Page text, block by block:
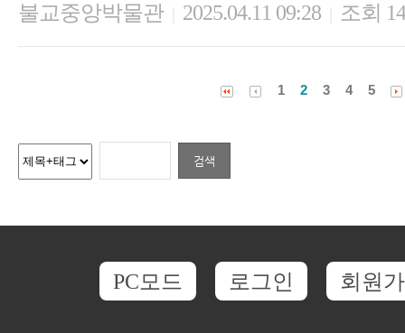
불교중앙박물관 2025.04.11 09:28 조회
1 2 3 4 5
PC모드 로그인 회원